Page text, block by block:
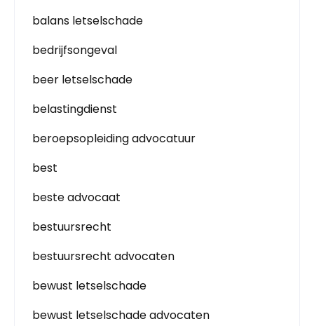
balans letselschade
bedrijfsongeval
beer letselschade
belastingdienst
beroepsopleiding advocatuur
best
beste advocaat
bestuursrecht
bestuursrecht advocaten
bewust letselschade
bewust letselschade advocaten